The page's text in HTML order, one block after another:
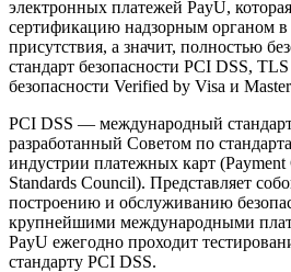
электронных платежей PayU,
сертификацию надзорным органом в
присутствия, а значит, полностью
стандарт безопасности PCI DSS,
безопасности Verified by Visa и
PCI DSS — международный стандарт
разработанный Советом по
индустрии платежных карт
Standards Council). Представляет
построению и обслуживанию
крупнейшими международными
PayU ежегодно проходит
стандарту PCI DSS.